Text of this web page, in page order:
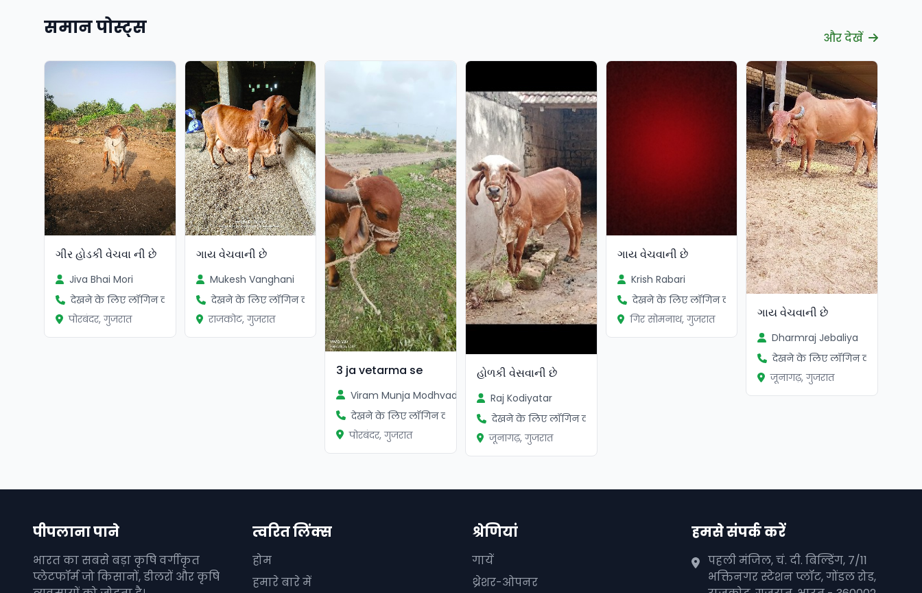
समान पोस्ट्स और देखें
ગીર હોડકી વેચવા ની છે
Jiva Bhai Mori
देखने के लिए लॉगिन करें
पोरबंदर, गुजरात
ગાય વેચવાની છે
Mukesh Vanghani
देखने के लिए लॉगिन करें
राजकोट, गुजरात
3 ja vetarma se
Viram Munja Modhvadiya
देखने के लिए लॉगिन करें
पोरबंदर, गुजरात
હોળકી વેસવાની છે
Raj Kodiyatar
देखने के लिए लॉगिन करें
जूनागढ़, गुजरात
ગાય વેચવાની છે
Krish Rabari
देखने के लिए लॉगिन करें
गिर सोमनाथ, गुजरात
ગાય વેચવાની છે
Dharmraj Jebaliya
देखने के लिए लॉगिन करें
जूनागढ़, गुजरात
पीपलाना पाने
भारत का सबसे बड़ा कृषि वर्गीकृत
प्लेटफॉर्म जो किसानों, डीलरों और कृषि
त्वरित लिंक्स
होम
हमारे बारे में
श्रेणियां
गायें
थ्रेशर-ओपनर
हमसे संपर्क करें
पहली मंजिल, चं. दी. बिल्डिंग, 7/11
भक्तिनगर स्टेशन प्लॉट, गोंडल रोड,